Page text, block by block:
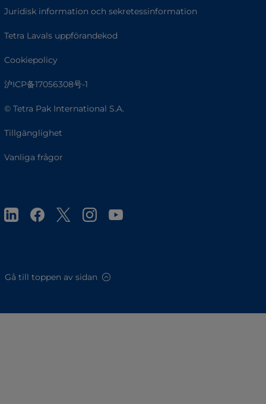
Juridisk information och sekretessinformation
Tetra Lavals uppförandekod
Cookiepolicy
沪ICP备17056308号-1
© Tetra Pak International S.A.
Tillgänglighet
Vanliga frågor
Gå till toppen av sidan